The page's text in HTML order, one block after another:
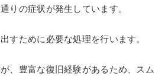
りの症状が発生しています。
すために必要な処理を行います。
、豊富な復旧経験があるため、スム